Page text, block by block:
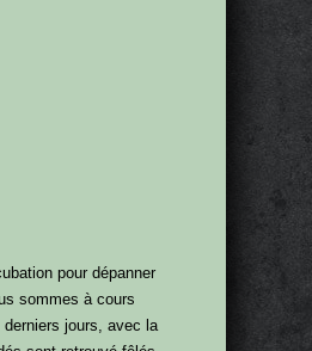
pour dépanner
sommes à cours
jours, avec la